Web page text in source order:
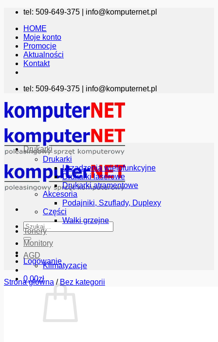
Przewiń
zawartości
tel: 509-649-375 | info@komputernet.pl
HOME
Moje konto
Promocje
Aktualności
Kontakt
tel: 509-649-375 | info@komputernet.pl
Szukaj:
Logowanie
0.00zł
Drukarki
Drukarki
Urządzenia wielofunkcyjne
Drukarki laserowe
Drukarki atramentowe
Akcesoria
Podajniki, Szuflady, Duplexy
Części
Wałki grzejne
Tonery
Monitory
AGD
Klimatyzacje
Strona główna / Bez kategorii